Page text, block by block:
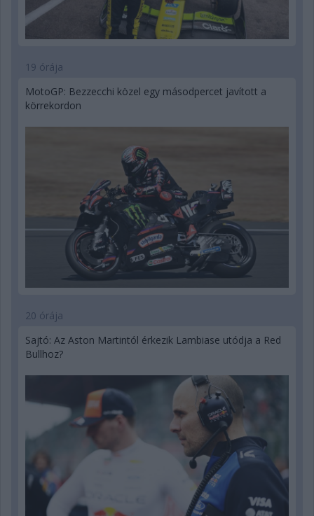
19 órája
MotoGP: Bezzecchi közel egy másodpercet javított a
körrekordon
20 órája
Sajtó: Az Aston Martintól érkezik Lambiase utódja a Red
Bullhoz?